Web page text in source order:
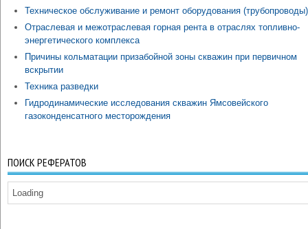
Техническое обслуживание и ремонт оборудования (трубопроводы)
Отраслевая и межотраслевая горная рента в отраслях топливно-
энергетического комплекса
Причины кольматации призабойной зоны скважин при первичном
вскрытии
Техника разведки
Гидродинамические исследования скважин Ямсовейского
газоконденсатного месторождения
ПОИСК РЕФЕРАТОВ
Loading